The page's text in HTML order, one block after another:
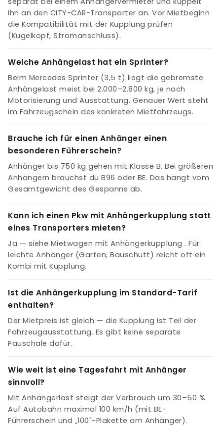
ihn an den CITY-CAR-Transporter an. Vor Mietbeginn
die Kompatibilität mit der Kupplung prüfen
(Kugelkopf, Stromanschluss).
Welche Anhängelast hat ein Sprinter?
Beim Mercedes Sprinter (3,5 t) liegt die gebremste
Anhängelast meist bei 2.000–2.800 kg, je nach
Motorisierung und Ausstattung. Genauer Wert steht
im Fahrzeugschein des konkreten Mietfahrzeugs.
Brauche ich für einen Anhänger einen
besonderen Führerschein?
Anhänger bis 750 kg gehen mit Klasse B. Bei größeren
Anhängern brauchst du B96 oder BE. Das hängt vom
Gesamtgewicht des Gespanns ab.
Kann ich einen Pkw mit Anhängerkupplung statt
eines Transporters mieten?
Ja — siehe Mietwagen mit Anhängerkupplung . Für
leichte Anhänger (Garten, Bauschutt) reicht oft ein
Kombi mit Kupplung.
Ist die Anhängerkupplung im Standard-Tarif
enthalten?
Der Mietpreis ist gleich — die Kupplung ist Teil der
Fahrzeugausstattung. Es gibt keine separate
Pauschale dafür.
Wie weit ist eine Tagesfahrt mit Anhänger
sinnvoll?
Mit Anhängerlast steigt der Verbrauch um 30–50 %.
Auf Autobahn maximal 100 km/h (mit BE-
Führerschein und „100"-Plakette am Anhänger).